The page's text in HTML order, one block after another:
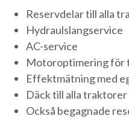
Reservdelar till alla
Hydraulslangservice
AC-service
Motoroptimering för
Effektmätning med
Däck till alla traktorer
Också begagnade